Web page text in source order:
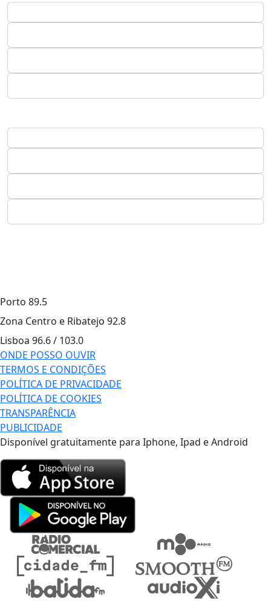
Porto 89.5
Zona Centro e Ribatejo 92.8
Lisboa 96.6 / 103.0
ONDE POSSO OUVIR
TERMOS E CONDIÇÕES
POLÍTICA DE PRIVACIDADE
POLÍTICA DE COOKIES
TRANSPARÊNCIA
PUBLICIDADE
Disponível gratuitamente para Iphone, Ipad e Android